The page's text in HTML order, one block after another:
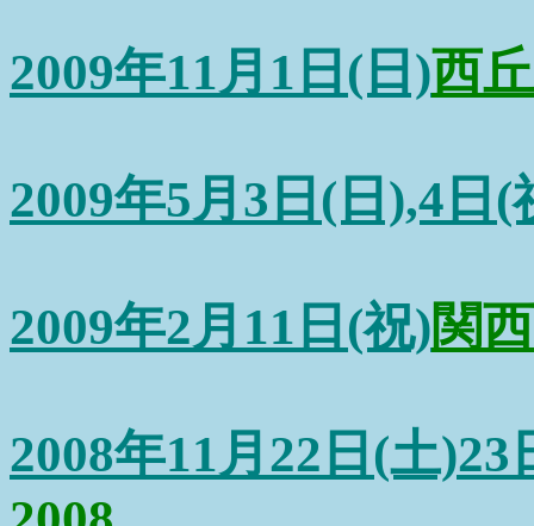
2009年11月1日(日)西
2009年5月3日(日),4日(
2009年2月11日(祝)関
2008年11月22日(土)23